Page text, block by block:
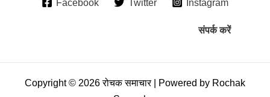
संपर्क करें
Copyright © 2026 रोचक समाचार | Powered by Rochak